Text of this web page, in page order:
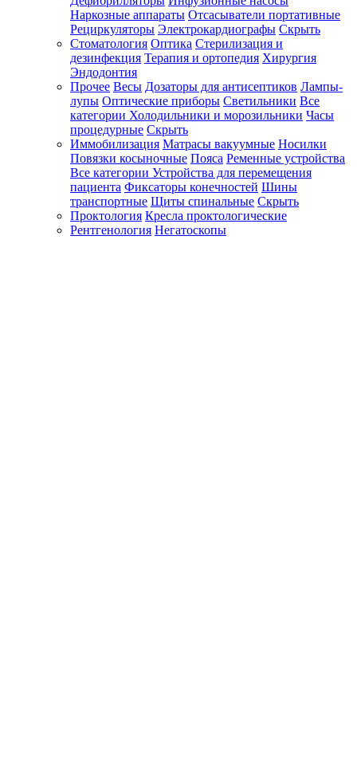
Наркозные аппараты Отсасыватели портативные
Рециркуляторы Электрокардиографы Скрыть
Стоматология Оптика Стерилизация и
дезинфекция Терапия и ортопедия Хирургия
Эндодонтия
Прочее Весы Дозаторы для антисептиков Лампы-
лупы Оптические приборы Светильники Все
категории Холодильники и морозильники Часы
процедурные Скрыть
Иммобилизация Матрасы вакуумные Носилки
Повязки косыночные Пояса Ременные устройства
Все категории Устройства для перемещения
пациента Фиксаторы конечностей Шины
транспортные Щиты спинальные Скрыть
Проктология Кресла проктологические
Рентгенология Негатоскопы